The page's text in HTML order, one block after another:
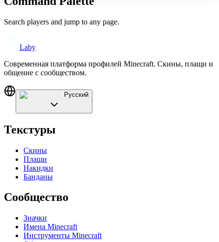
Search players and jump to any page.
Laby
Современная платформа профилей Minecraft. Скины, плащи и
общение с сообществом.
Русский
Текстуры
Скины
Плащи
Накидки
Банданы
Сообщество
Значки
Имена Minecraft
Инструменты Minecraft